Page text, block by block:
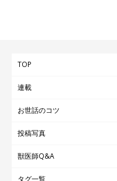
TOP
連載
お世話のコツ
投稿写真
獣医師Q&A
タグ一覧